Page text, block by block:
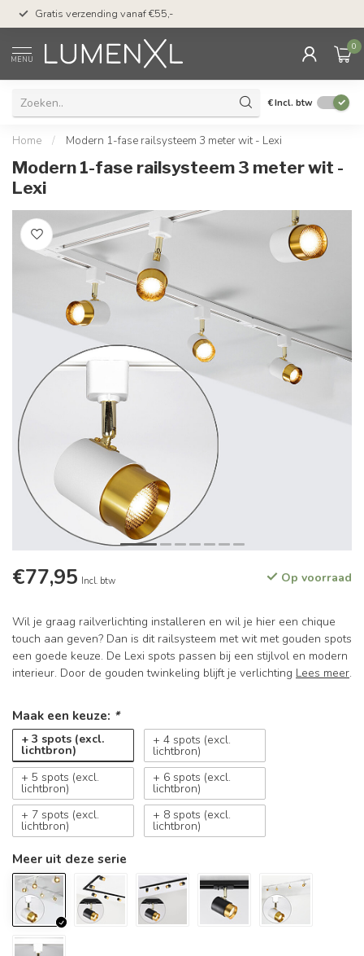
Gratis verzending vanaf €55,-
MENU
0
€Incl. btw
Home / Modern 1-fase railsysteem 3 meter wit - Lexi
Modern 1-fase railsysteem 3 meter wit -
Lexi
€77,95 Incl. btw Op voorraad
Wil je graag railverlichting installeren en wil je hier een chique
touch aan geven? Dan is dit railsysteem met wit met gouden spots
een goede keuze. De Lexi spots passen bij een stijlvol en modern
interieur. Door de gouden twinkeling blijft je verlichting Lees meer.
Maak een keuze: *
+ 3 spots (excl.
lichtbron)
+ 4 spots (excl.
lichtbron)
+ 5 spots (excl.
lichtbron)
+ 6 spots (excl.
lichtbron)
+ 7 spots (excl.
lichtbron)
+ 8 spots (excl.
lichtbron)
Meer uit deze serie